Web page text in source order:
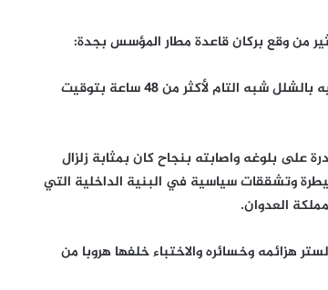
من وقع بركان قاعدة مطار المؤسس بجدة:
أولا إصابة الجسد العسكري للعدوان وخصوصا سلاح الجو فيه بالشلل شبه التام لأكثر من 48 ساعة بتوقيت
على بلوغه واصابته بنجاح كان بمثابة زلزال
وتشققات سياسية في البنية الداخلية التي
العدوان.
هزائمه وخسائره والاختباء خلفها هروبا من